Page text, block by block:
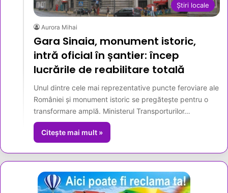
Știri locale
Aurora Mihai
Gara Sinaia, monument istoric,
intră oficial în șantier: încep
lucrările de reabilitare totală
Unul dintre cele mai reprezentative puncte feroviare ale
României și monument istoric se pregătește pentru o
transformare amplă. Ministerul Transporturilor…
Citește mai mult »